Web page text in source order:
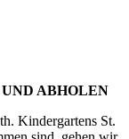
ABHOLEN
Kindergartens St.